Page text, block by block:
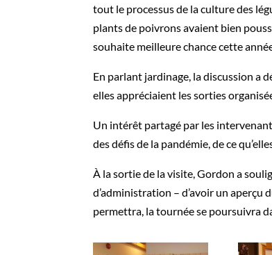
tout le processus de la culture des
plants de poivrons avaient bien
souhaite meilleure chance cette
En parlant jardinage, la discussion a
elles appréciaient les sorties
Un intérêt partagé par les
des défis de la pandémie, de ce
À la sortie de la visite, Gordon a
d’administration – d’avoir un aperçu
permettra, la tournée se poursuivra